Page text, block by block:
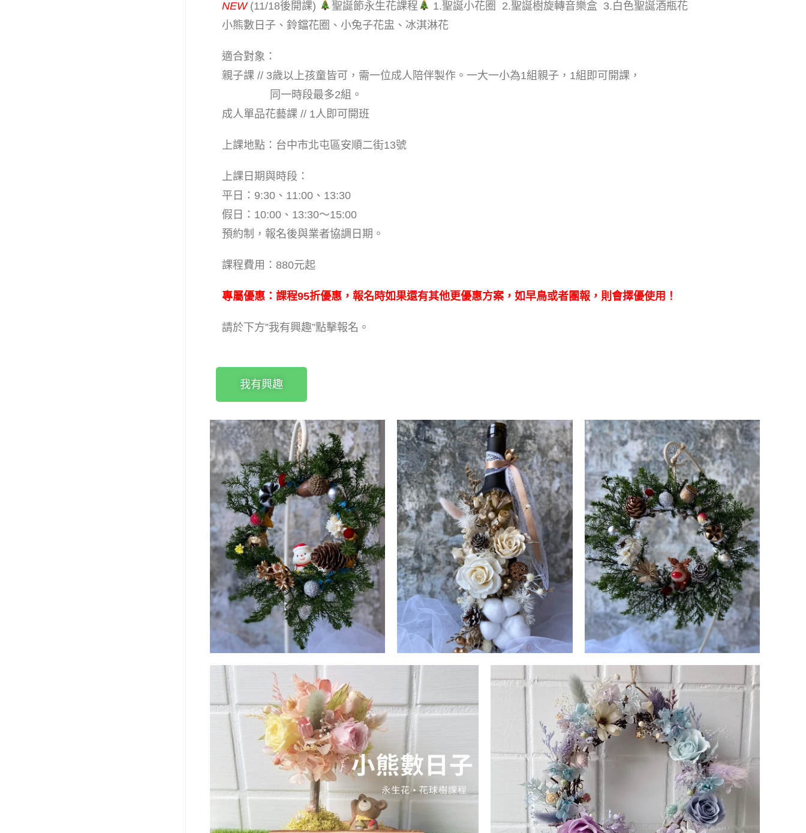
NEW (11/18後開課) 聖誕節永生花課程
1.聖誕小花圈 2.聖誕樹旋轉音樂盒 3.白色聖誕酒瓶花
小熊數日子、鈴鐺花圈、小兔子花盅、冰淇淋花
適合對象：
親子課 // 3歲以上孩童皆可，需一位成人陪伴製作。一大一小為1組親子，1組即可開課，
同一時段最多2組。
成人單品花藝課 // 1人即可開班
上課地點： 台中市北屯區安順二街13號
上課日期與時段：
平日：9:30、11:00、13:30
假日：10:00、13:30～15:00
預約制，報名後與業者協調日期。
課程費用：880元起
專屬優惠：課程95折優惠，報名時如果還有其他更優惠方案，如早鳥或者團報，則會擇優使用！
請於下方”我有興趣”點擊報名。
我有興趣